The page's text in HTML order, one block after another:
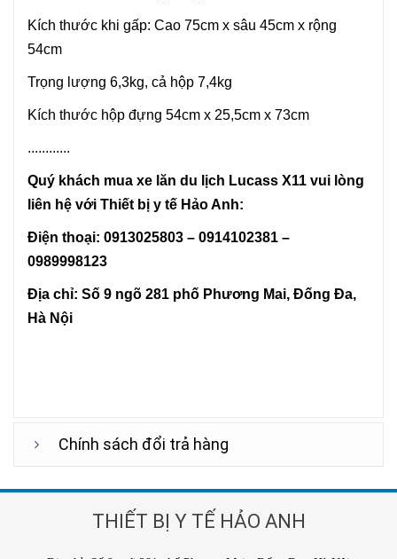
Kích thước khi gấp: Cao 75cm x sâu 45cm x rộng
54cm
Trọng lượng 6,3kg, cả hộp 7,4kg
Kích thước hộp đựng 54cm x 25,5cm x 73cm
............
Quý khách mua xe lăn du lịch Lucass X11 vui lòng
liên hệ với Thiết bị y tế Hảo Anh:
Điện thoại: 0913025803 – 0914102381 –
0989998123
Địa chỉ: Số 9 ngõ 281 phố Phương Mai, Đống Đa,
Hà Nội
Chính sách đổi trả hàng
THIẾT BỊ Y TẾ HẢO ANH